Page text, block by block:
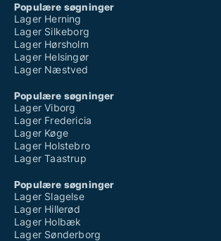
Populære søgninger
Lager Herning
Lager Silkeborg
Lager Hørsholm
Lager Helsingør
Lager Næstved
Populære søgninger
Lager Viborg
Lager Fredericia
Lager Køge
Lager Holstebro
Lager Taastrup
Populære søgninger
Lager Slagelse
Lager Hillerød
Lager Holbæk
Lager Sønderborg